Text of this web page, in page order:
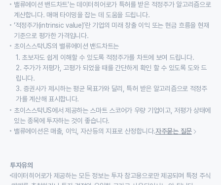
밸류에이션 밴드차트'는 데이터히어로가 특허를 받은 적정주가 알고리즘으로
계산합니다. 매매 타이밍을 잡는 데 도움을 드립니다.
‘적정주가(intrinsic value)’란 기업의 미래 창출 이익 또는 현금 흐름을 현재
기준으로 평가한 가격입니다.
초이스스탁US의 밸류에이션 밴드차트는
1. 초보자도 쉽게 이해할 수 있도록 적정주가를 차트에 보여 드립니다.
2. 주가가 저평가, 고평가 되었을 때를 간단하게 확인 할 수 있도록 도와 드
립니다.
3. 증권사가 제시하는 평균 목표가와 달리, 특허 받은 알고리즘으로 적정주
가를 계산해 표시합니다.
초이스스탁US에서 제공하는 스마트 스코어가 우량 기업이고, 저평가 상태에
있는 종목에 투자하는 것이 좋습니다.
밸류에이션은 매출, 이익, 자산등의 지표로 산정합니다.자주묻는 질문
투자유의
데이터히어로가 제공하는 모든 정보는 투자 참고용으로만 제공되며 특정 주식